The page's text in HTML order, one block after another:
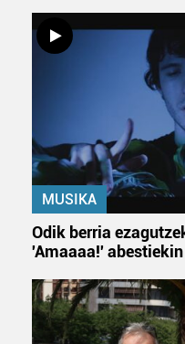
erabiltzen dituen hauta
Bazkide batzuek ez
interes komertzial
bazkideen zerrenda,
duten interes legitimoa
dezakezun ikusteko.
buruzko informazio
zure baimena Cookieen
Webgune honek cookie
MUSIKA
Odik berria
'Amaaaa!' abestiekin